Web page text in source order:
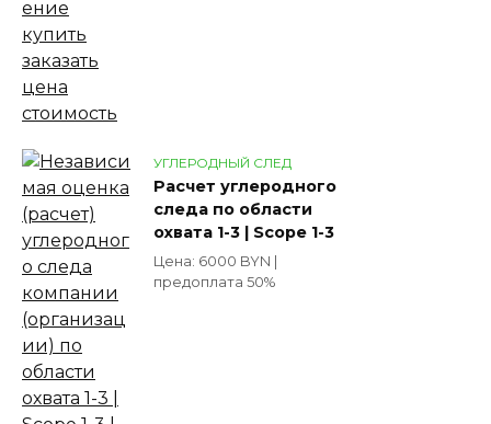
УГЛЕРОДНЫЙ СЛЕД
Расчет углеродного
следа по области
охвата 1-3 | Scope 1-3
Цена: 6000 BYN |
предоплата 50%